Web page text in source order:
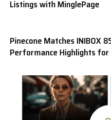
Listings with MinglePage
Pinecone Matches INIBOX
Performance Highlights